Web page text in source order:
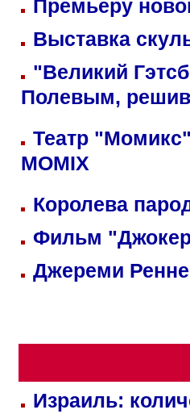
Премьеру
Выставка
"Великий
Полевым,
Театр
MOMIX
Королева
Фильм
Джереми
Израиль: